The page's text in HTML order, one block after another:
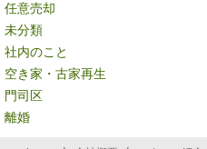
任意売却
未分類
社内のこと
空き家・古家再生
門司区
離婚